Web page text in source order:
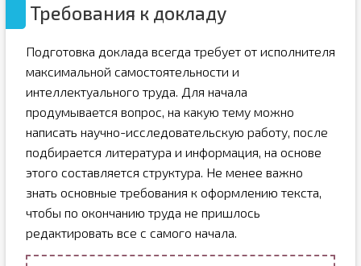
Требования к докладу
Подготовка доклада всегда требует от исполнителя
максимальной самостоятельности и
интеллектуального труда. Для начала
продумывается вопрос, на какую тему можно
написать научно-исследовательскую работу, после
подбирается литература и информация, на основе
этого составляется структура. Не менее важно
знать основные требования к оформлению текста,
чтобы по окончанию труда не пришлось
редактировать все с самого начала.